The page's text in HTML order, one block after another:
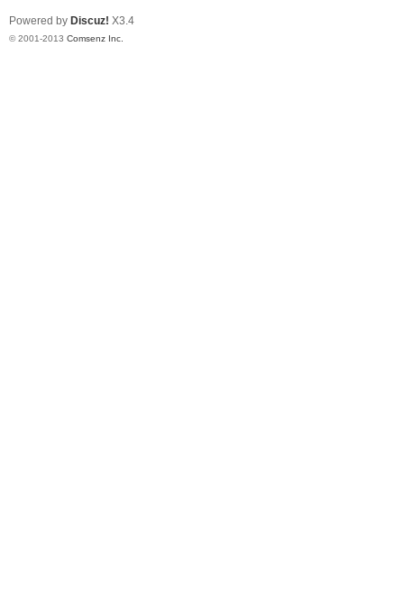
Powered by Discuz! X3.4
© 2001-2013 Comsenz Inc.